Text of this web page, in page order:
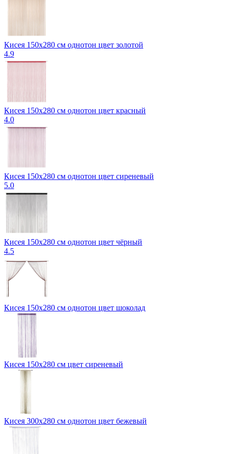
Кисея 150х280 см однотон цвет золотой
4.9
Кисея 150х280 см однотон цвет красный
4.0
Кисея 150х280 см однотон цвет сиреневый
5.0
Кисея 150х280 см однотон цвет чёрный
4.5
Кисея 150х280 см однотон цвет шоколад
Кисея 150х280 см цвет сиреневый
Кисея 300x280 см однотон цвет бежевый